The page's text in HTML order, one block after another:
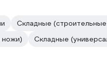
Складные
ножи) Складные